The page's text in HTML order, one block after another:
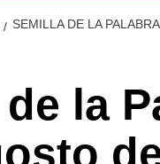
SEMILLA DE LA
la